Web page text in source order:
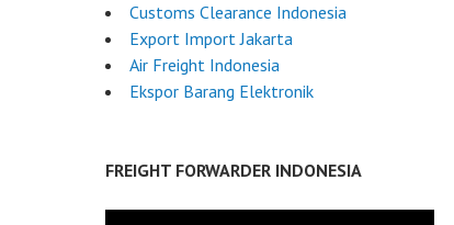
Customs Clearance Indonesia
Export Import Jakarta
Air Freight Indonesia
Ekspor Barang Elektronik
FREIGHT FORWARDER INDONESIA